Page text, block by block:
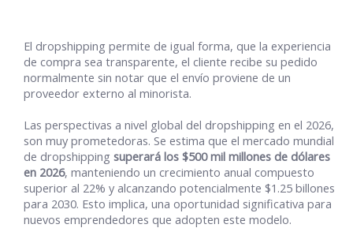
El dropshipping permite de igual forma, que la experiencia
de compra sea transparente, el cliente recibe su pedido
normalmente sin notar que el envío proviene de un
proveedor externo al minorista.
Las perspectivas a nivel global del dropshipping en el 2026,
son muy prometedoras. Se estima que el mercado mundial
de dropshippingsuperará los $500 mil millones de dólares
en 2026, manteniendo un crecimiento anual compuesto
superior al 22% y alcanzando potencialmente $1.25 billones
para 2030. Esto implica, una oportunidad significativa para
nuevos emprendedores que adopten este modelo.